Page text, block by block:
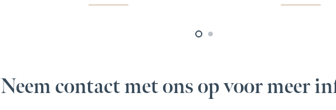
Neem contact met ons op voor meer